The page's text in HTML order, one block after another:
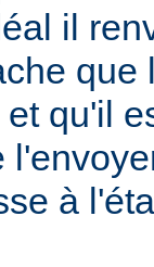
il
que
qu'il
à